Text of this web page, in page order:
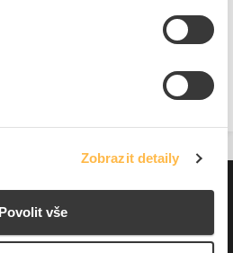
Zobrazit detaily
Povolit vše